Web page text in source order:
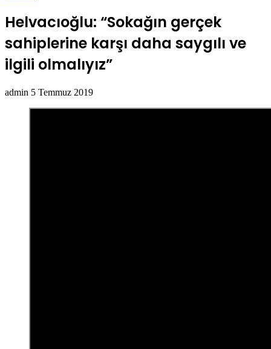
Helvacıoğlu: “Sokağın gerçek
sahiplerine karşı daha saygılı ve
ilgili olmalıyız”
admin Bir
5 Temmuz 2019